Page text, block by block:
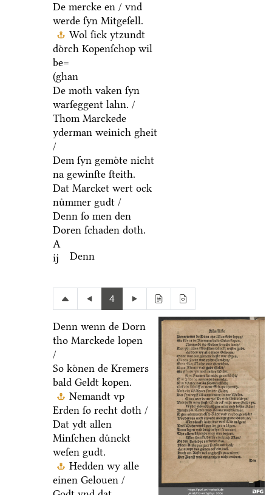
De mercke en / vnd
werde ſyn Mitgeſell.
Wol ſick ytzundt
doͤrch Kopenſchop wil
be=
(ghan
De moth vaken ſyn
warſeggent lahn. /
Thom Marckede
yderman weinich gheit
/
Dem ſyn gemoͤte nicht
na gewinſte ſteith.
Dat Marcket wert ock
nuͤmmer gudt /
Denn ſo men den
Doren ſchaden doth.
A
ij
Denn
4
Denn wenn de Dorn
tho Marckede lopen
/
So koͤnen de Kremers
bald Geldt kopen.
Nemandt vp
Erden ſo recht doth /
Dat ydt allen
Minſchen duͤnckt
weſen gudt.
Hedden wy alle
einen Gelouen /